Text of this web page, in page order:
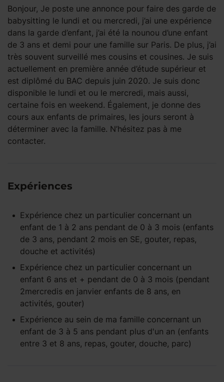
Bonjour, Je poste une annonce pour faire des garde de
babysitting le lundi et ou mercredi, j’ai une expérience
dans la garde d’enfant, j’ai été la nounou d’une enfant
de 3 ans et demi pour une famille sur Paris. De plus, j’ai
très souvent surveillé mes cousins et cousines. Je suis
actuellement en première année d’étude supérieur et
est diplômé du BAC depuis juin 2020. Je suis donc
disponible le lundi et ou le mercredi, mais aussi,
certaine fois en weekend. Également, je donne des
cours aux enfants de primaires, les jours seront à
déterminer avec la famille. N’hésitez pas à me
contacter.
Expériences
Expérience chez un particulier concernant un
enfant de 1 à 2 ans pendant de 0 à 3 mois (enfants
de 3 ans, pendant 2 mois en SE, gouter, repas,
douche et activités)
Expérience chez un particulier concernant un
enfant 6 ans et + pendant de 0 à 3 mois (pendant
2mercredis en janvier enfants de 8 ans, en
activités, gouter)
Expérience au sein de ma famille concernant un
enfant de 3 à 5 ans pendant plus d'un an (enfants
entre 3 et 8 ans, repas, gouter, douche, parc)